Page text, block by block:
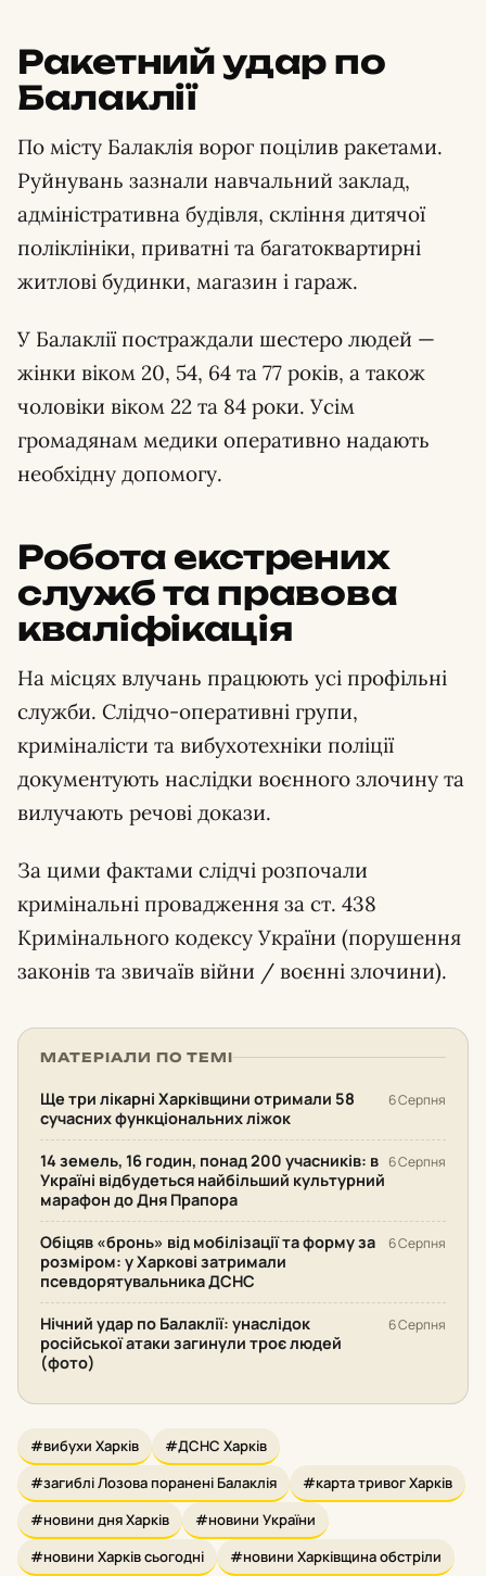
Ракетний удар по
Балаклії
По місту Балаклія ворог поцілив ракетами.
Руйнувань зазнали навчальний заклад,
адміністративна будівля, скління дитячої
поліклініки, приватні та багатоквартирні
житлові будинки, магазин і гараж.
У Балаклії постраждали шестеро людей —
жінки віком 20, 54, 64 та 77 років, а також
чоловіки віком 22 та 84 роки. Усім
громадянам медики оперативно надають
необхідну допомогу.
Робота екстрених
служб та правова
кваліфікація
На місцях влучань працюють усі профільні
служби. Слідчо-оперативні групи,
криміналісти та вибухотехніки поліції
документують наслідки воєнного злочину та
вилучають речові докази.
За цими фактами слідчі розпочали
кримінальні провадження за ст. 438
Кримінального кодексу України (порушення
законів та звичаїв війни / воєнні злочини).
МАТЕРІАЛИ ПО ТЕМІ
Ще три лікарні Харківщини отримали 58
сучасних функціональних ліжок
6 Серпня
14 земель, 16 годин, понад 200 учасників: в
Україні відбудеться найбільший культурний
марафон до Дня Прапора
6 Серпня
Обіцяв «бронь» від мобілізації та форму за
розміром: у Харкові затримали
псевдорятувальника ДСНС
6 Серпня
Нічний удар по Балаклії: унаслідок
російської атаки загинули троє людей
(фото)
6 Серпня
#вибухи Харків
#ДСНС Харків
#загиблі Лозова поранені Балаклія
#карта тривог Харків
#новини дня Харків
#новини України
#новини Харків сьогодні
#новини Харківщина обстріли